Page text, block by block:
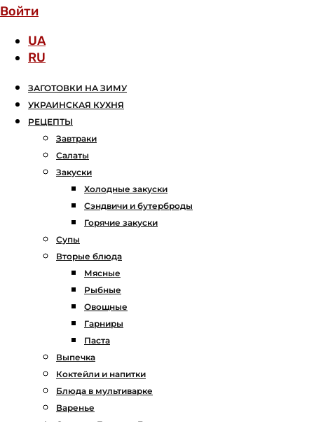
Войти
UA
RU
ЗАГОТОВКИ НА ЗИМУ
УКРАИНСКАЯ КУХНЯ
РЕЦЕПТЫ
Завтраки
Салаты
Закуски
Холодные закуски
Сэндвичи и бутерброды
Горячие закуски
Супы
Вторые блюда
Мясные
Рыбные
Овощные
Гарниры
Паста
Выпечка
Коктейли и напитки
Блюда в мультиварке
Варенье